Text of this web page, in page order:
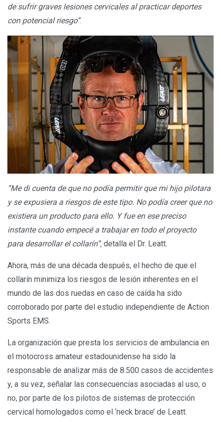
de sufrir graves lesiones cervicales al practicar deportes
con potencial riesgo”.
“Me di cuenta de que no podía permitir que mi hijo pilotara
y se expusiera a riesgos de este tipo. No podía creer que no
existiera un producto para ello. Y fue en ese preciso
instante cuando empecé a trabajar en todo el proyecto
para desarrollar el collarín”, detalla el Dr. Leatt.
Ahora, más de una década después, el hecho de que el
collarín minimiza los riesgos de lesión inherentes en el
mundo de las dos ruedas en caso de caída ha sido
corroborado por parte del estudio independiente de Action
Sports EMS.
La organización que presta los servicios de ambulancia en
el motocross amateur estadounidense ha sido la
responsable de analizar más de 8.500 casos de accidentes
y, a su vez, señalar las consecuencias asociadas al uso, o
no, por parte de los pilotos de sistemas de protección
cervical homologados como el ‘neck brace’ de Leatt.